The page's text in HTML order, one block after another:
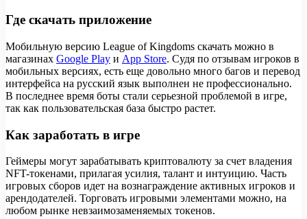
Где скачать приложение
Мобильную версию League of Kingdoms скачать можно в
магазинах Google Play и App Store. Судя по отзывам игроков в
мобильных версиях, есть еще довольно много багов и перевод
интерфейса на русский язык выполнен не профессионально.
В последнее время боты стали серьезной проблемой в игре,
так как пользовательская база быстро растет.
Как заработать в игре
Геймеры могут зарабатывать криптовалюту за счет владения
NFT-токенами, прилагая усилия, талант и интуицию. Часть
игровых сборов идет на вознаграждение активных игроков и
арендодателей. Торговать игровыми элементами можно, на
любом рынке невзаимозаменяемых токенов.